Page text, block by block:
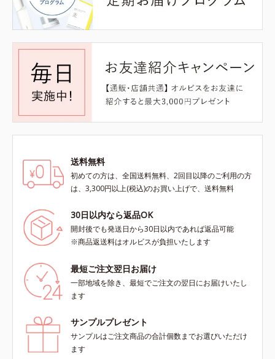
送料無料
初めての方は、全国送料無料、2回目以降のご利用の方
は、3,300円以上(税込)のお買い上げで、送料無料
30日以内なら返品OK
開封後でも発送日から30日以内であれば返品可能
※商品返送料はオルビスが負担いたします
最短ご注文翌日お届け
一部地域を除き、最短でご注文の翌日にお届けいたし
ます
サンプルプレゼント
サンプルはご注文商品の合計個数までお選びいただけ
ます